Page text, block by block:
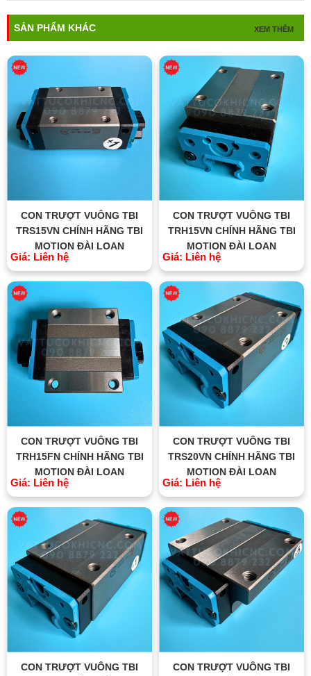
SẢN PHẨM KHÁC XEM THÊM
CON TRƯỢT VUÔNG TBI
TRS15VN CHÍNH HÃNG TBI
MOTION ĐÀI LOAN
Giá: Liên hệ
CON TRƯỢT VUÔNG TBI
TRH15VN CHÍNH HÃNG TBI
MOTION ĐÀI LOAN
Giá: Liên hệ
CON TRƯỢT VUÔNG TBI
TRH15FN CHÍNH HÃNG TBI
MOTION ĐÀI LOAN
Giá: Liên hệ
CON TRƯỢT VUÔNG TBI
TRS20VN CHÍNH HÃNG TBI
MOTION ĐÀI LOAN
Giá: Liên hệ
CON TRƯỢT VUÔNG TBI
CON TRƯỢT VUÔNG TBI